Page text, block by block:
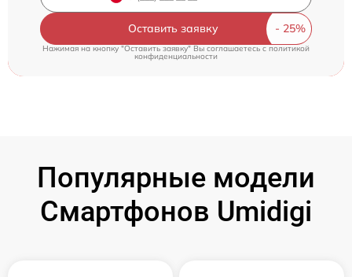
Оставить заявку
Нажимая на кнопку "Оставить заявку" Вы соглашаетесь c политикой
конфиденциальности
Популярные модели
Смартфонов Umidigi